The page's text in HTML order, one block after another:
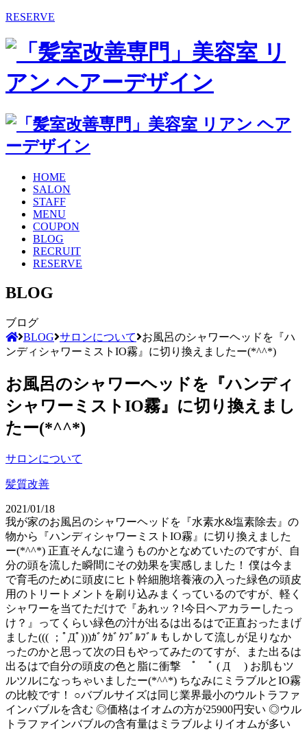
RESERVE
HOME
SALON
STAFF
MENU
COUPON
BLOG
RECRUIT
RESERVE
BLOG
ブログ
BLOG サロンについて
お風呂のシャワーヘッドを『ハ
ンディシャワーミストIO霧』に切り換えましたー(*^^*)
お風呂のシャワーヘッドを『ハンディ
シャワーミストIO霧』に切り換えまし
たー(*^^*)
サロンについて
髪質改善
2021/01/18
我が家のお風呂のシャワーヘッドを『水素水&塩素除去』の
物から『ハンディシャワーミストIO霧』に切り換えました
ー(*^^*) 正直そんなに違うものかとなめていたのですが、自
分の頭を流した瞬間にその効果を実感しました！ 僕は今ま
で育毛のために頭皮にヒト幹細胞培養液の入った緑色の頭皮
用のトリートメントを刷り込みまくっているのですが、軽く
シャワーを当てただけで『あれッ？!今日ヘアカラーしたっ
け？』ってくらい緑色の汁が出るは出るはで正直おったまげ
ました((( ；ﾟДﾟ)))ｶﾞｸｶﾞｸﾌﾞﾙﾌﾞﾙ もしかして流しが足りなか
ったのかと思って次の日もやってみたのてすが、また出るは
出るはで自分の頭皮の色と脂に衝撃 ﾟ ﾟ ( Д ) お肌もツ
ルツルになっちゃいましたー(*^^*) ちなみにミラブルとIO霧
の比較です！ ○バブルサイズは同じ業界最小のウルトラファ
インバブルを含む ◎価格はイオムの方が25900円安い ◎ウル
トラファインバブルの含有量はミラブルよりイオムが多い